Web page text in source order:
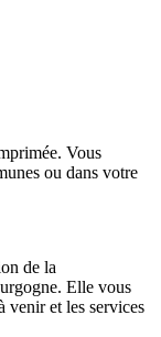
Vous
ou dans votre
de la
Elle vous
venir et les services